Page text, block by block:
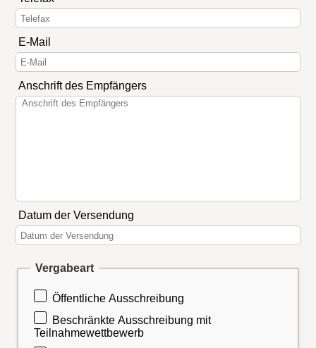
E-Mail
Anschrift des Empfängers
Datum der Versendung
Vergabeart
Öffentliche Ausschreibung
Beschränkte Ausschreibung mit
Teilnahmewettbewerb